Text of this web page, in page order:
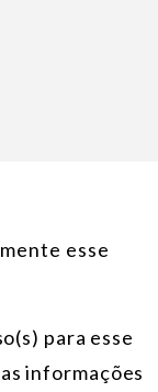
esse
para esse
informações